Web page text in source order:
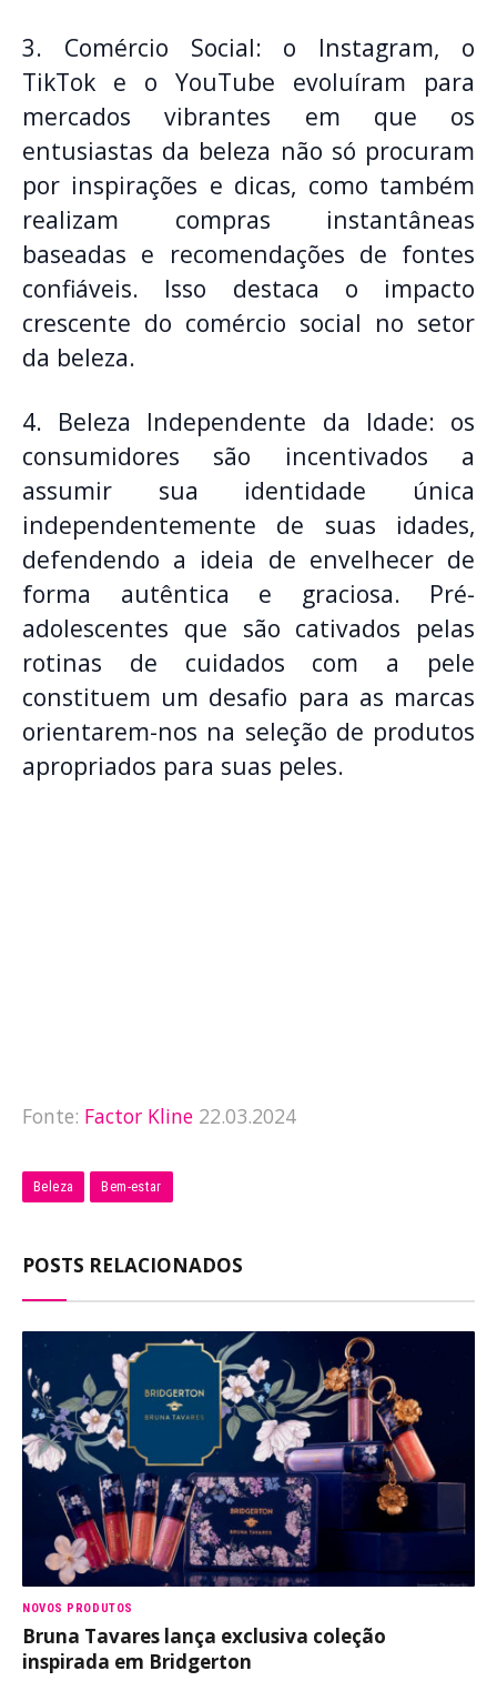
3. Comércio Social: o Instagram, o
TikTok e o YouTube evoluíram para
mercados vibrantes em que os
entusiastas da beleza não só procuram
por inspirações e dicas, como também
realizam compras instantâneas
baseadas e recomendações de fontes
confiáveis. Isso destaca o impacto
crescente do comércio social no setor
da beleza.
4. Beleza Independente da Idade: os
consumidores são incentivados a
assumir sua identidade única
independentemente de suas idades,
defendendo a ideia de envelhecer de
forma autêntica e graciosa. Pré-
adolescentes que são cativados pelas
rotinas de cuidados com a pele
constituem um desafio para as marcas
orientarem-nos na seleção de produtos
apropriados para suas peles.
Fonte: Factor Kline 22.03.2024
Beleza Bem-estar
POSTS RELACIONADOS
NOVOS PRODUTOS
Bruna Tavares lança exclusiva coleção
inspirada em Bridgerton